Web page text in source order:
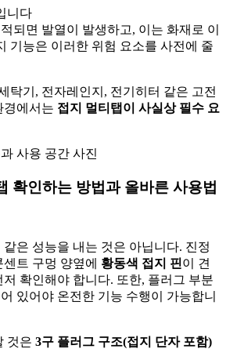
니다
되면 발열이 발생하고, 이는 화재로 이
기능은 이러한 위험 요소를 사전에 줄
탁기, 전자레인지, 전기히터 같은 고전
경에서는 접지 멀티탭이 사실상 필수 요
확인하는 방법과 올바른 사용법
은 성능을 내는 것은 아닙니다. 진정
트 구멍 양옆에 황동색 접지 핀이 견
확인해야 합니다. 또한, 플러그 부분
있어야 온전한 기능 수행이 가능합니
것은 3구 플러그 구조(접지 단자 포함)